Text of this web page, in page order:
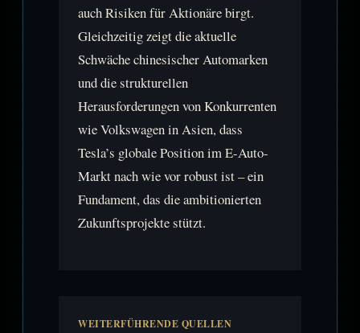
auch Risiken für Aktionäre birgt.
Gleichzeitig zeigt die aktuelle
Schwäche chinesischer Automarken
und die strukturellen
Herausforderungen von Konkurrenten
wie Volkswagen in Asien, dass
Tesla’s globale Position im E-Auto-
Markt nach wie vor robust ist – ein
Fundament, das die ambitionierten
Zukunftsprojekte stützt.
WEITERFÜHRENDE QUELLEN